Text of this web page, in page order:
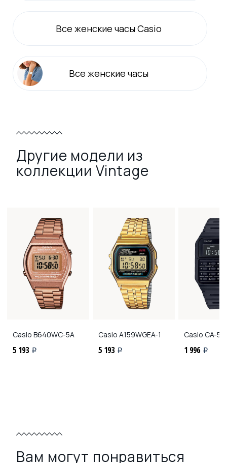
Все женские часы Casio
Все женские часы
Другие модели из
коллекции Vintage
Casio B640WC-5A
5 193 i
Casio A159WGEA-1
5 193 i
Casio CA-
1 996 i
Вам могут понравиться